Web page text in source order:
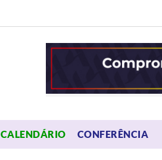
CALENDÁRIO CONFERÊNCIA